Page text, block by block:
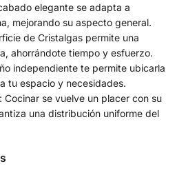
elegante se adapta a
mejorando su aspecto general.
de Cristalgas permite una
ahorrándote tiempo y esfuerzo.
independiente te permite ubicarla
tu espacio y necesidades.
: Cocinar se vuelve un placer con su
una distribución uniforme del